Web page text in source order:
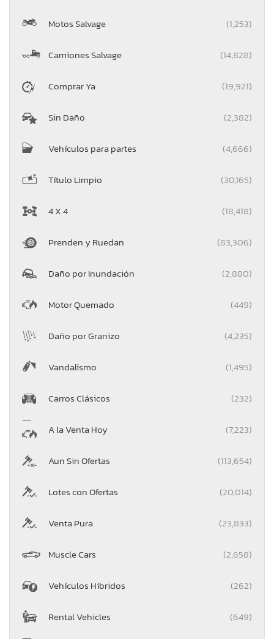
Motos Salvage (1,253)
Camiones Salvage (14,828)
Comprar Ya (19,921)
Sin Daño (2,382)
Vehículos para partes (4,666)
Título Limpio (30,165)
4 X 4 (18,418)
Prenden y Ruedan (83,306)
Daño por Inundación (2,880)
Motor Quemado (449)
Daño por Granizo (4,235)
Vandalismo (1,495)
Carros Clásicos (232)
A la Venta Hoy (7,223)
Aun Sin Ofertas (113,654)
Lotes con Ofertas (20,014)
Venta Pura (23,833)
Muscle Cars (2,658)
Vehículos Híbridos (262)
Rental Vehicles (649)